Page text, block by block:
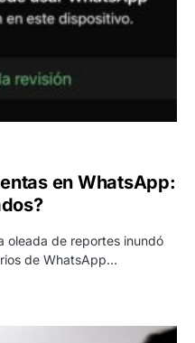
en WhatsApp:
oleada de reportes inundó
de WhatsApp…